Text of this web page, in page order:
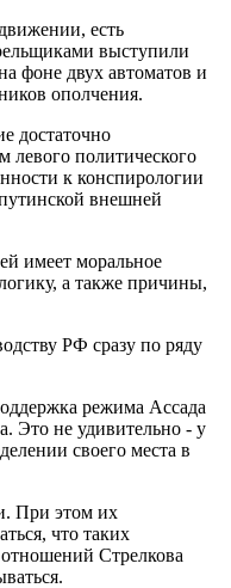
есть
выступили
фоне двух автоматов и
ополчения.
достаточно
левого политического
к конспирологии
внешней
имеет моральное
а также причины,
РФ сразу по ряду
режима Ассада
Это не удивительно - у
своего места в
При этом их
что таких
Стрелкова